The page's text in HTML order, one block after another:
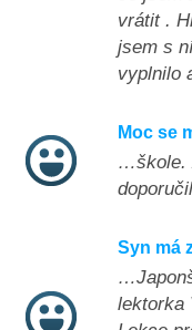
vrátit .
jsem s
vyplnilo
Moc se
…škole.
Syn má
lektorka